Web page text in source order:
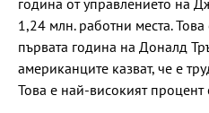
година от управлението на
1,24 млн. работни места.
първата година на Доналд
американците казват, че е
Това е най-високият